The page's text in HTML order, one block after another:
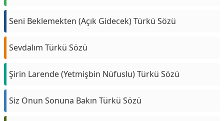
Seni Beklemekten (Açık Gidecek) Türkü Sözü
Sevdalım Türkü Sözü
Şirin Larende (Yetmişbin Nüfuslu) Türkü Sözü
Siz Onun Sonuna Bakın Türkü Sözü